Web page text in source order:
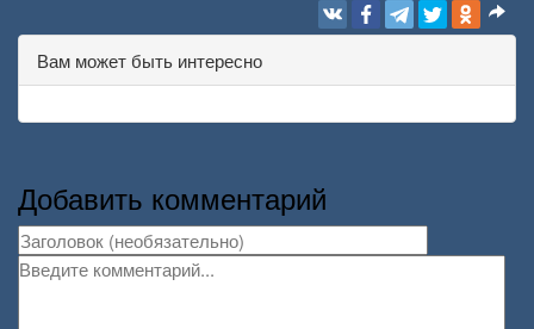
Вам может быть интересно
Добавить комментарий